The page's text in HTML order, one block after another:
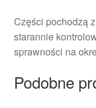
Części pochodzą
starannie
sprawności na
Podobne